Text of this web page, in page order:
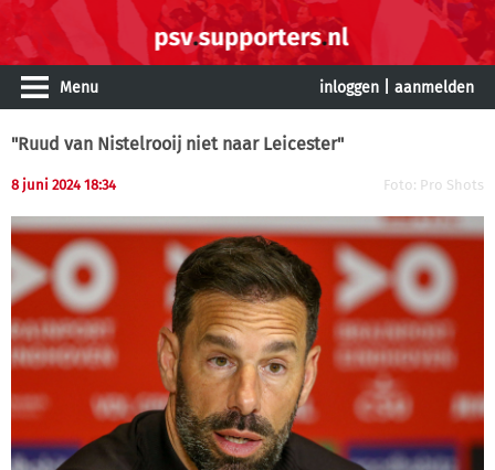
Menu inloggen aanmelden
"Ruud van Nistelrooij niet naar Leicester"
8 juni 2024 18:34 Foto: Pro Shots